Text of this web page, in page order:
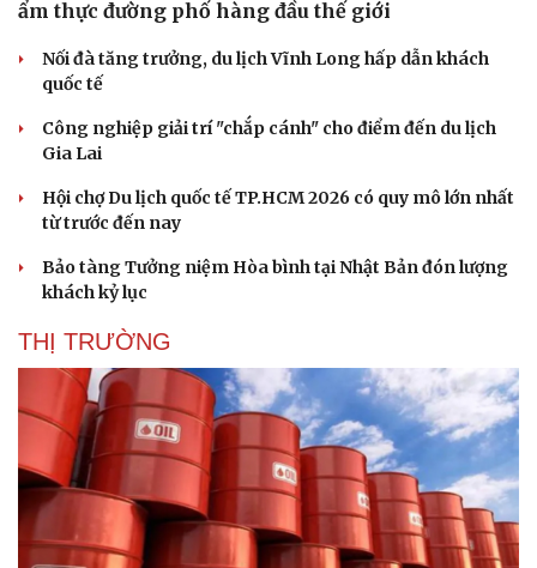
ẩm thực đường phố hàng đầu thế giới
Nối đà tăng trưởng, du lịch Vĩnh Long hấp dẫn khách
quốc tế
Công nghiệp giải trí "chắp cánh" cho điểm đến du lịch
Gia Lai
Hội chợ Du lịch quốc tế TP.HCM 2026 có quy mô lớn nhất
từ trước đến nay
Bảo tàng Tưởng niệm Hòa bình tại Nhật Bản đón lượng
khách kỷ lục
THỊ TRƯỜNG